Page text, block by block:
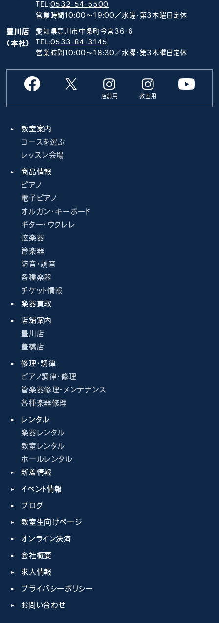
TEL:0532-54-5500
営業時間10:00～19:00／水曜･第3木曜日定休
豊川店
（本社）
愛知県豊川市中条町今宮36-6
TEL:0533-84-3145
営業時間10:00～18:30／水曜･第3木曜日定休
店舗用 教室用
教室案内
コースを選ぶ
レッスン会場
商品情報
ピアノ
電子ピアノ
オルガン・キーボード
ギター・ウクレレ
弦楽器
管楽器
防音・調音
各種楽器
チケット情報
楽器買取
店舗案内
豊川店
豊橋店
修理・調律
ピアノ調律・修理
管楽器修理・メンテナンス
各種楽器修理
レンタル
楽器レンタル
教室レンタル
ホールレンタル
新着情報
イベント情報
ブログ
教室生向けページ
オンライン決済
会社概要
求人情報
プライバシーポリシー
お問い合わせ